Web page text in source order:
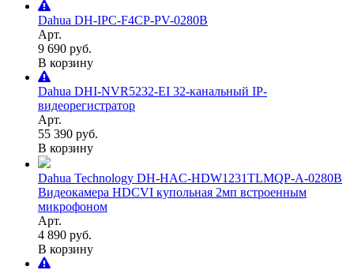
Dahua DH-IPC-F4CP-PV-0280B
Арт.
9 690 руб.
В корзину
Dahua DHI-NVR5232-EI 32-канальный IP-
видеорегистратор
Арт.
55 390 руб.
В корзину
Dahua Technology DH-HAC-HDW1231TLMQP-A-0280B
Видеокамера HDCVI купольная 2мп встроенным
микрофоном
Арт.
4 890 руб.
В корзину